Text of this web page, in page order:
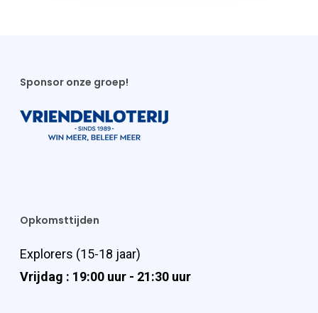
Sponsor onze groep!
Opkomsttijden
Explorers (15-18 jaar)
Vrijdag : 19:00 uur - 21:30 uur